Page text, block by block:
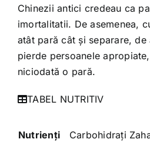
Chinezii antici credeau ca
imortalitatii. De asemenea,
atât pară cât şi separare, de
pierde persoanele
niciodată o pară.
TABEL NUTRITIV
Nutrienţi Carbohidraţi